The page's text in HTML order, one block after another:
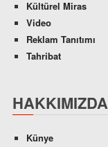
Kültürel Miras
Video
Reklam Tanıtımı
Tahribat
HAKKIMIZDA
Künye